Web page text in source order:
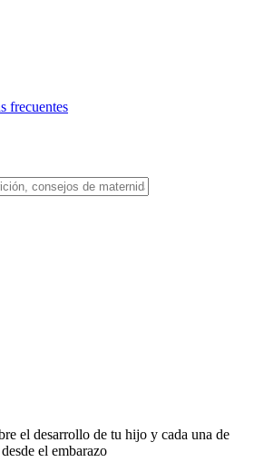
frecuentes
el desarrollo de tu hijo y cada una de
el embarazo